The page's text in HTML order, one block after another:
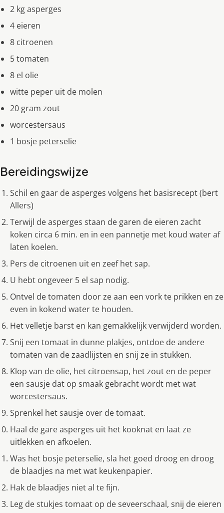
2 kg asperges
4 eieren
8 citroenen
5 tomaten
8 el olie
witte peper uit de molen
20 gram zout
worcestersaus
1 bosje peterselie
Bereidingswijze
Schil en gaar de asperges volgens het basisrecept (bert
Allers)
Terwijl de asperges staan de garen de eieren zacht
koken circa 6 min. en in een pannetje met koud water af
laten koelen.
Pers de citroenen uit en zeef het sap.
U hebt ongeveer 5 el sap nodig.
Ontvel de tomaten door ze aan een vork te prikken en ze
even in kokend water te houden.
Het velletje barst en kan gemakkelijk verwijderd worden.
Snij een tomaat in dunne plakjes, ontdoe de andere
tomaten van de zaadlijsten en snij ze in stukken.
Klop van de olie, het citroensap, het zout en de peper
een sausje dat op smaak gebracht wordt met wat
worcestersaus.
Sprenkel het sausje over de tomaat.
Haal de gare asperges uit het kooknat en laat ze
uitlekken en afkoelen.
Was het bosje peterselie, sla het goed droog en droog
de blaadjes na met wat keukenpapier.
Hak de blaadjes niet al te fijn.
Leg de stukjes tomaat op de seveerschaal, snij de eieren